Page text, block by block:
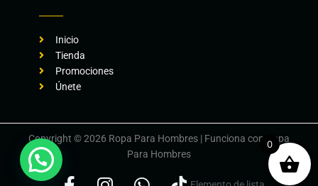
Inicio
Tienda
Promociones
Únete
Copyright © 2026 Ropa Para Hombres | Funciona con Ropa
Para Hombres
0